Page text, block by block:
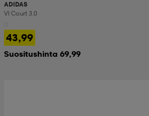
ADIDAS
Vl Court 3.0
43,99
Suositushinta 69,99